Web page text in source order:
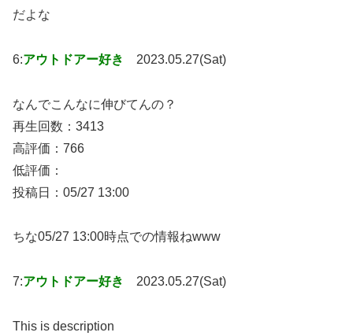
だよな
6:アウトドアー好き 2023.05.27(Sat)
なんでこんなに伸びてんの？
再生回数：3413
高評価：766
低評価：
投稿日：05/27 13:00
ちな05/27 13:00時点での情報ねwww
7:アウトドアー好き 2023.05.27(Sat)
This is description